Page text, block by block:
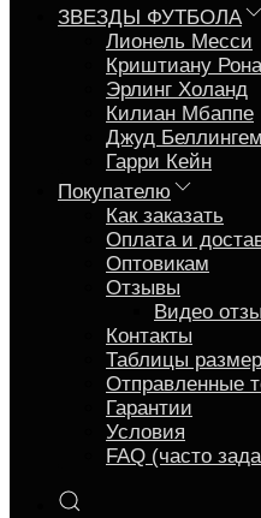
ЗВЕЗДЫ ФУТБОЛА
Лионель Месси
Криштиану
Эрлинг Холанд
Килиан Мбаппе
Джуд Беллингем
Гарри Кейн
Покупателю
Как заказать
Оплата и
Оптовикам
Отзывы
Видео
Контакты
Таблицы
Отправленные
Гарантии
Условия
FAQ (часто